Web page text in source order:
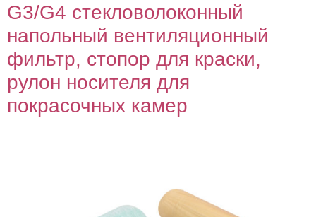
G3/G4 стекловолоконный
напольный вентиляционный
фильтр, стопор для краски,
рулон носителя для
покрасочных камер